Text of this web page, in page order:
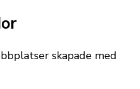
skapade med